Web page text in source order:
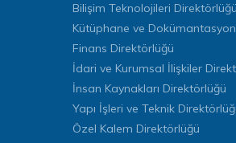
Bilişim Teknolojileri Direktörlüğü
Kütüphane ve
Finans Direktörlüğü
İdari ve Kurumsal İlişkiler
İnsan Kaynakları Direktörlüğü
Yapı İşleri ve Teknik
Özel Kalem Direktörlüğü